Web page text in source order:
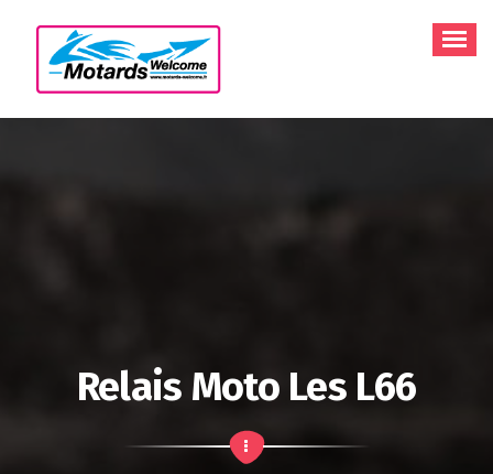
contenu
Relais Moto Les L66